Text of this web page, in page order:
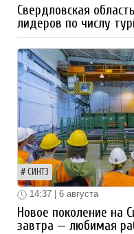
Свердловская
лидеров по числу
СИНТЗ
14:37 | 6 августа
Новое поколение на
завтра — любимая